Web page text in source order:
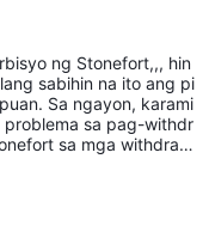
ng Stonefort,,, hin
sabihin na ito ang pi
Sa ngayon, karami
problema sa pag-withdr
sa mga withdraw